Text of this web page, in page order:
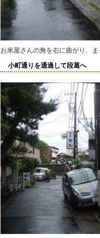
お米屋さんの角を右に曲がり、
小町通りを通過して段葛へ